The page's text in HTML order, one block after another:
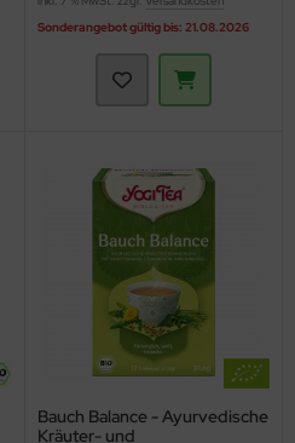
Sonderangebot gültig bis: 21.08.2026
Bauch Balance - Ayurvedische
Kräuter- und